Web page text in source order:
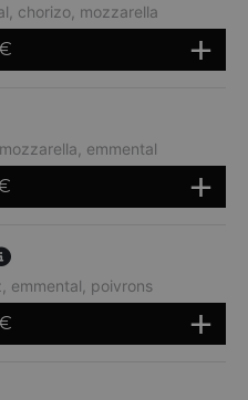
chorizo, mozzarella
emmental
emmental, poivrons